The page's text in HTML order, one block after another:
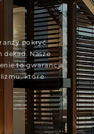
pokryć
Nasze
to gwarancja
które